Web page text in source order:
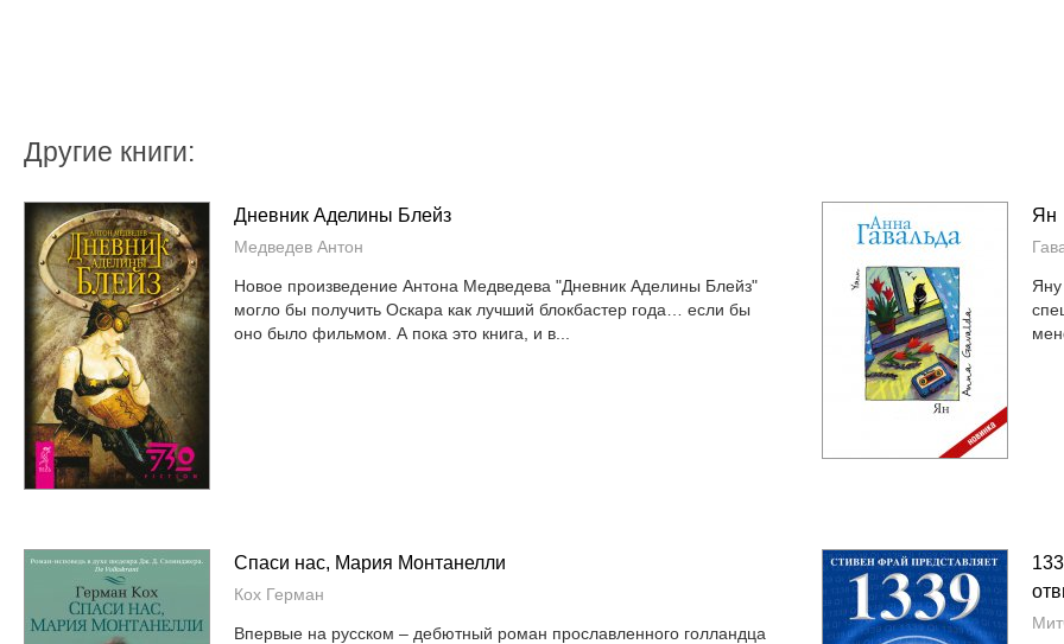
Другие книги:
Дневник Аделины Блейз
Медведев Антон
Новое произведение Антона Медведева "Дневник Аделины Блейз"
могло бы получить Оскара как лучший блокбастер года… если бы
оно было фильмом. А пока это книга, и в...
Ян
Спаси нас, Мария Монтанелли
Кох Герман
Впервые на русском – дебютный роман прославленного голландца